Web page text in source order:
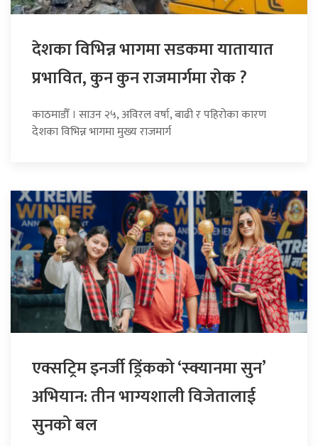
देशका विभिन्न भागमा सडकमा यातायात
प्रभावित, कुन कुन राजमार्गमा रोक ?
काठमाडौँ । साउन २५, अविरल वर्षा, बाढी र पहिरोका कारण
देशका विभिन्न भागमा मुख्य राजमार्ग
एक्सट्रिम इनर्जी ड्रिंकको ‘स्क्यानमा सुन’
अभियान: तीन भाग्यशाली विजेतालाई
सुनको बल